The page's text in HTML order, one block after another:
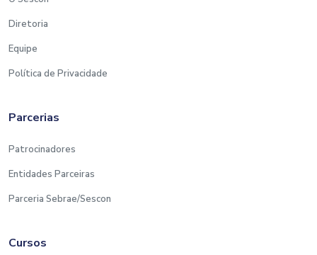
Diretoria
Equipe
Política de Privacidade
Parcerias
Patrocinadores
Entidades Parceiras
Parceria Sebrae/Sescon
Cursos